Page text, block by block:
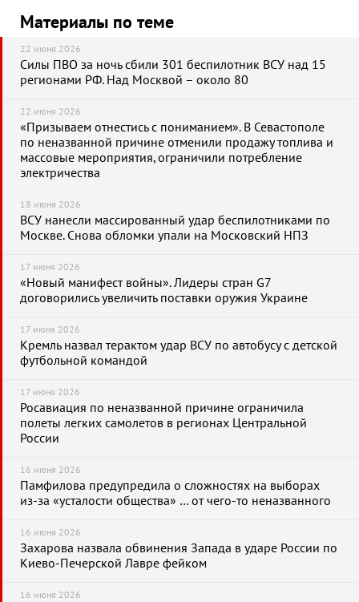
Материалы по теме
22 июня 2026
Силы ПВО за ночь сбили 301 беспилотник ВСУ над 15
регионами РФ. Над Москвой – около 80
22 июня 2026
«Призываем отнестись с пониманием». В Севастополе
по неназванной причине отменили продажу топлива и
массовые мероприятия, ограничили потребление
электричества
18 июня 2026
ВСУ нанесли массированный удар беспилотниками по
Москве. Снова обломки упали на Московский НПЗ
17 июня 2026
«Новый манифест войны». Лидеры стран G7
договорились увеличить поставки оружия Украине
17 июня 2026
Кремль назвал терактом удар ВСУ по автобусу с детской
футбольной командой
17 июня 2026
Росавиация по неназванной причине ограничила
полеты легких самолетов в регионах Центральной
России
16 июня 2026
Памфилова предупредила о сложностях на выборах
из-за «усталости общества» … от чего-то неназванного
16 июня 2026
Захарова назвала обвинения Запада в ударе России по
Киево-Печерской Лавре фейком
16 июня 2026